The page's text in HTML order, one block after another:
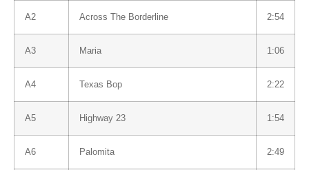
A2 Across The Borderline 2:54
A3 Maria 1:06
A4 Texas Bop 2:22
A5 Highway 23 1:54
A6 Palomita 2:49